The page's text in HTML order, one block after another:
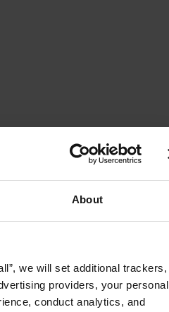
About
we will set additional trackers,
providers, your personal
conduct analytics, and